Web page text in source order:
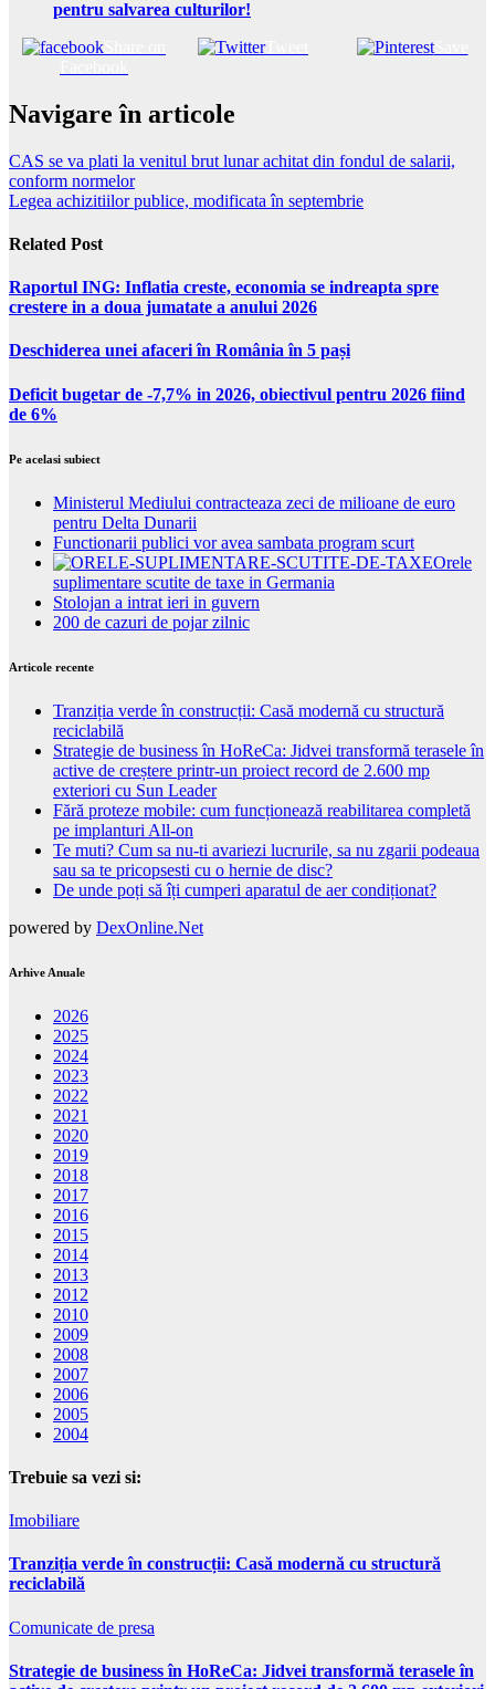
pentru salvarea culturilor!
Tweet Save
Navigare în articole
CAS se va plati la venitul brut lunar achitat din fondul de salarii,
conform normelor
Legea achizitiilor publice, modificata în septembrie
Related Post
Raportul ING: Inflatia creste, economia se indreapta spre
crestere in a doua jumatate a anului 2026
Deschiderea unei afaceri în România în 5 pași
Deficit bugetar de -7,7% in 2026, obiectivul pentru 2026 fiind
de 6%
Pe acelasi subiect
Ministerul Mediului contracteaza zeci de milioane de euro
pentru Delta Dunarii
Functionarii publici vor avea sambata program scurt
Orele
suplimentare scutite de taxe in Germania
Stolojan a intrat ieri in guvern
200 de cazuri de pojar zilnic
Articole recente
Tranziția verde în construcții: Casă modernă cu structură
reciclabilă
Strategie de business în HoReCa: Jidvei transformă terasele în
active de creștere printr-un proiect record de 2.600 mp
exteriori cu Sun Leader
Fără proteze mobile: cum funcționează reabilitarea completă
pe implanturi All-on
Te muti? Cum sa nu-ti avariezi lucrurile, sa nu zgarii podeaua
sau sa te pricopsesti cu o hernie de disc?
De unde poți să îți cumperi aparatul de aer condiționat?
powered by DexOnline.Net
Arhive Anuale
2026
2025
2024
2023
2022
2021
2020
2019
2018
2017
2016
2015
2014
2013
2012
2010
2009
2008
2007
2006
2005
2004
Trebuie sa vezi si:
Imobiliare
Tranziția verde în construcții: Casă modernă cu structură
reciclabilă
Comunicate de presa
Strategie de business în HoReCa: Jidvei transformă terasele în